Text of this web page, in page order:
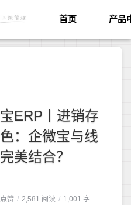
首页 产品
ERP丨进销存
：企微宝与线
美结合？
赞 / 2,581 阅读 / 1,001 字